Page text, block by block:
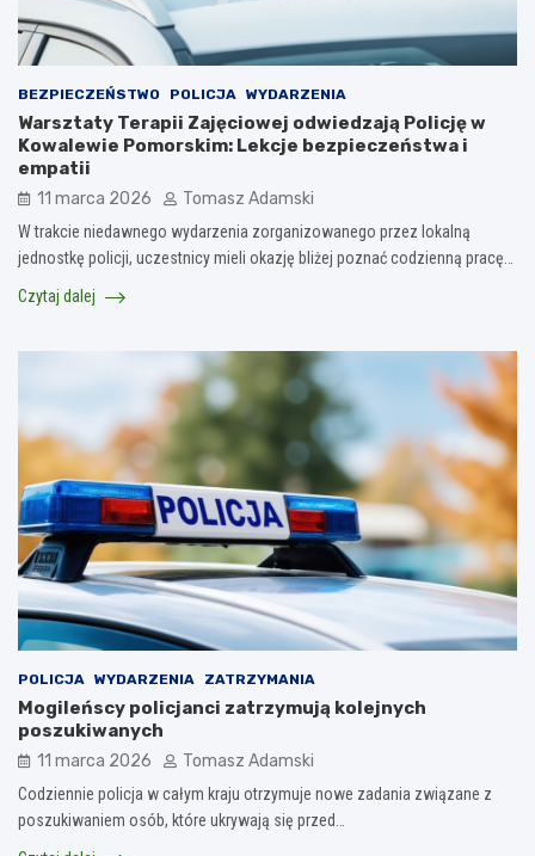
BEZPIECZEŃSTWO POLICJA WYDARZENIA
Warsztaty Terapii Zajęciowej odwiedzają Policję w
Kowalewie Pomorskim: Lekcje bezpieczeństwa i
empatii
11 marca 2026 Tomasz Adamski
W trakcie niedawnego wydarzenia zorganizowanego przez lokalną
jednostkę policji, uczestnicy mieli okazję bliżej poznać codzienną pracę…
Czytaj dalej
POLICJA WYDARZENIA ZATRZYMANIA
Mogileńscy policjanci zatrzymują kolejnych
poszukiwanych
11 marca 2026 Tomasz Adamski
Codziennie policja w całym kraju otrzymuje nowe zadania związane z
poszukiwaniem osób, które ukrywają się przed…